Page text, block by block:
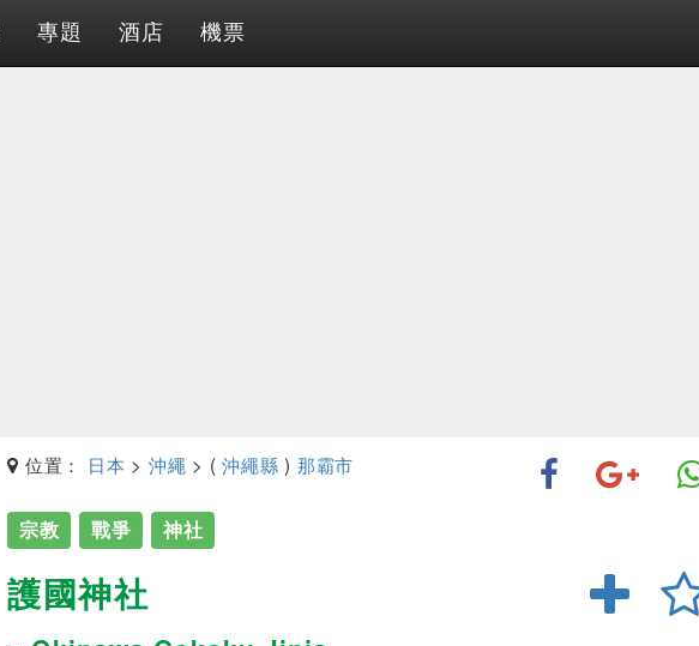
專題 酒店 機票
位置： 日本 > 沖繩 > (沖繩縣 ) 那霸市
宗教 戰爭 神社
護國神社